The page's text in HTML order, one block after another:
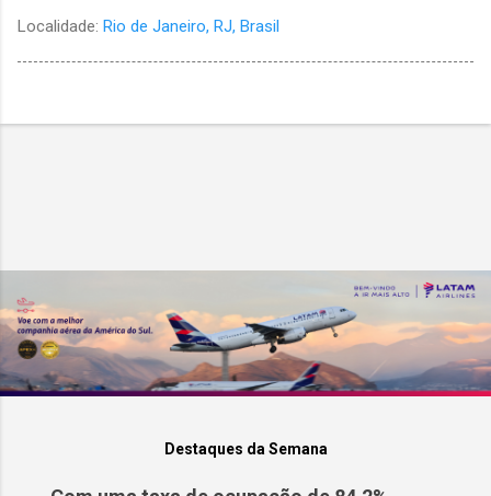
Localidade: Rio de Janeiro, RJ, Brasil
Destaques da Semana